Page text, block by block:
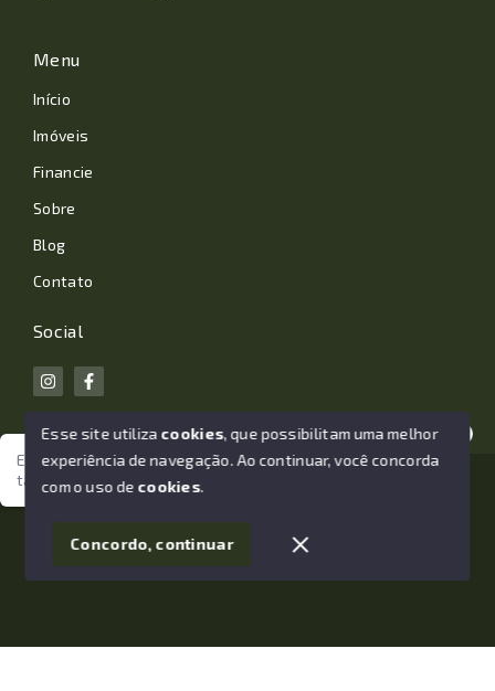
Estamos aqui para te ajudar. Vamos juntos nessa jornada
tão importante da sua vida?
Menu
Início
Imóveis
Financie
Sobre
Blog
Contato
Social
© Copyright 2026 - João Losano Corretor de Imóveis -
SITE PARA IMOBILIARIA
Esse site utiliza cookies, que possibilitam uma melhor
experiência de navegação.Ao continuar, você concorda
com o uso de cookies.
Concordo, continuar